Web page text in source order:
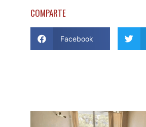
COMPARTE
Facebook